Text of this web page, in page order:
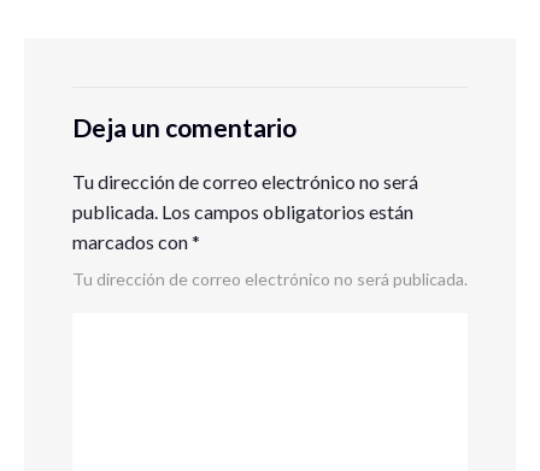
Deja un comentario
Tu dirección de correo electrónico no será
publicada. Los campos obligatorios están
marcados con*
Tu dirección de correo electrónico no será publicada.